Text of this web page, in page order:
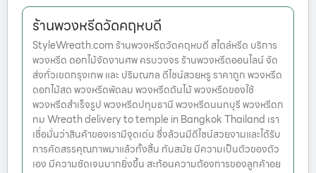
ร้านพวงหรีดวัดคฤหบดี
StyleWreath.com ร้านพวงหรีดวัดคฤหบดี สไตล์หรีด บริการ
พวงหรีด ดอกไม้จัดงานศพ ครบวงจร ร้านพวงหรีดออนไลน์ จัด
ส่งทั่วเขตกรุงเทพ และ ปริมณฑล ดีไซน์สวยหรู ราคาถูก พวงหรีด
ดอกไม้สด พวงหรีดพัดลม พวงหรีดต้นไม้ พวงหรีดของใช้
พวงหรีดสำเร็จรูป พวงหรีดปทุมธานี พวงหรีดนนทบุรี พวงหรีดก
ทม Wreath delivery to temple in Bangkok Thailand เรา
เชื่อมั่นว่าสินค้าของเรามีจุดเด่น ซึ่งล้วนมีดีไซน์สวยงามและได้รับ
การคัดสรรคุณภาพมาแล้วทั้งสิ้น ทันสมัย มีความเป็นตัวของตัว
เอง มีความชัดเจนมากยิ่งขึ้น สะท้อนความต้องการของลูกค้าอย